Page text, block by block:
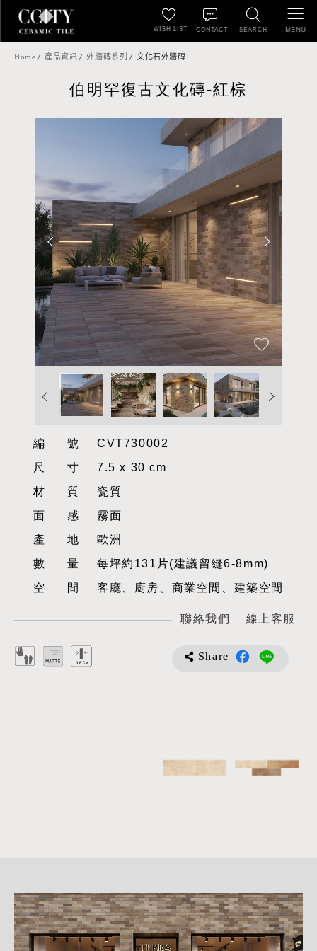
SEARCH
WISH LIST CONTACT MENU
Home 產品資訊 外牆磚系列 文化石外牆磚
伯明罕復古文化磚-紅棕
編號CVT730002
尺寸7.5 x 30 cm
材質瓷質
面感霧面
產地歐洲
數量每坪約131片(建議留縫6-8mm)
空間客廳、廚房、商業空間、建築空間
聯絡我們 線上客服
Share
詳
細